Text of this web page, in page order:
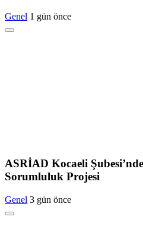
Genel 1 gün önce
ASRİAD Kocaeli
Sorumluluk Projesi
Genel 3 gün önce